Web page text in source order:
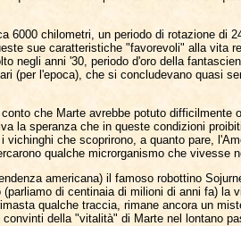
6000 chilometri, un periodo di rotazione
sue caratteristiche "favorevoli" alla
negli anni '30, periodo d'oro della
(per l'epoca), che si concludevano quasi
che Marte avrebbe potuto
la speranza che in queste condizioni
che scoprirono, a quanto pare,
qualche microrganismo che vivesse
americana) il famoso robottino
di centinaia di milioni di anni fa)
qualche traccia, rimane ancora un
della "vitalità" di Marte nel lontano